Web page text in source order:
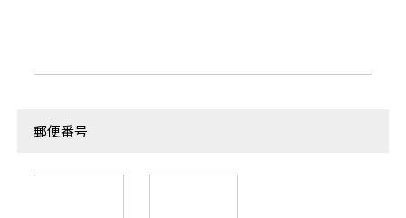
郵便番号